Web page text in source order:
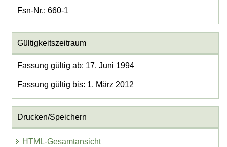
Fsn-Nr.: 660-1
Gültigkeitszeitraum
Fassung gültig ab: 17. Juni 1994
Fassung gültig bis: 1. März 2012
Drucken/Speichern
HTML-Gesamtansicht